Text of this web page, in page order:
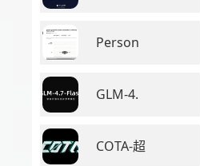
Person
GLM-4.
COTA-超